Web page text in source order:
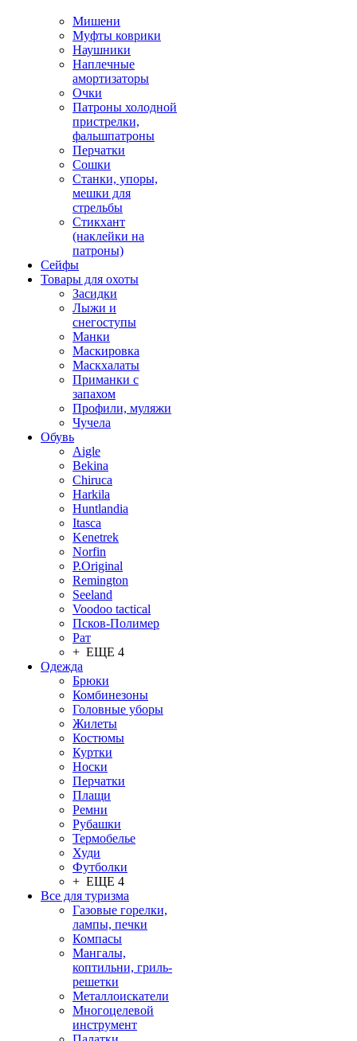
Мишени
Муфты коврики
Наушники
Наплечные
амортизаторы
Очки
Патроны холодной
пристрелки,
фальшпатроны
Перчатки
Сошки
Станки, упоры,
мешки для
стрельбы
Стикхант
(наклейки на
патроны)
Сейфы
Товары для охоты
Засидки
Лыжи и
снегоступы
Манки
Маскировка
Маскхалаты
Приманки с
запахом
Профили, муляжи
Чучела
Обувь
Aigle
Bekina
Chiruсa
Harkila
Huntlandia
Itasca
Kenetrek
Norfin
P.Original
Remington
Seeland
Voodoo tactical
Псков-Полимер
Рат
+ ЕЩЕ 4
Одежда
Брюки
Комбинезоны
Головные уборы
Жилеты
Костюмы
Куртки
Носки
Перчатки
Плащи
Ремни
Рубашки
Термобелье
Худи
Футболки
+ ЕЩЕ 4
Все для туризма
Газовые горелки,
лампы, печки
Компасы
Мангалы,
коптильни, гриль-
решетки
Металлоискатели
Многоцелевой
инструмент